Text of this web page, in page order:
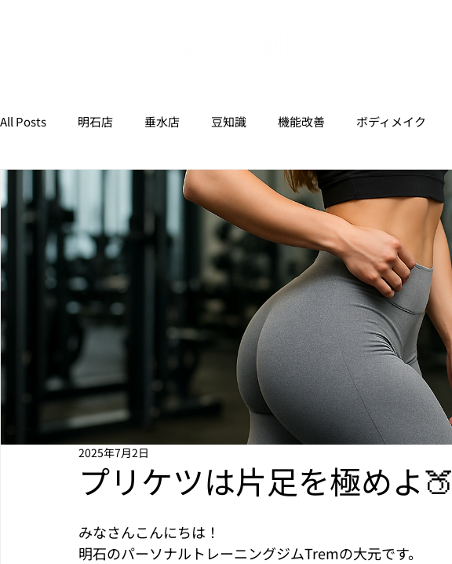
All Posts 明石店 垂水店 豆知識 機能改善 ボディメイク
プリケツは片足を極めよ🍑
2025年7月2日
みなさんこんにちは！
明石のパーソナルトレーニングジムTremの大元です。